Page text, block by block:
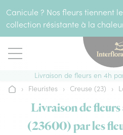
Canicule ? Nos fleurs tiennent
collection résistante à la
Livraison de fleurs en 4h
Accueil
› Fleuristes › Creuse (23) ›
Livraison de fleurs
(23600) par les